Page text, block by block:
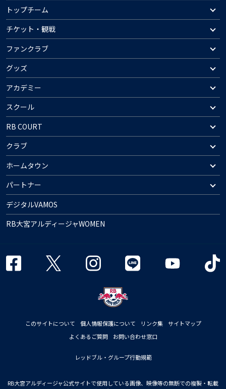
トップチーム
チケット・観戦
ファンクラブ
グッズ
アカデミー
スクール
RB COURT
クラブ
ホームタウン
パートナー
デジタルVAMOS
RB大宮アルディージャWOMEN
このサイトについて 個人情報保護について リンク集
サイトマップ
よくあるご質問
お問い合わせ窓口
レッドブル・グループ行動規範
RB大宮アルディージャ公式サイトで使用している画像、映像等の無断での複製・転載